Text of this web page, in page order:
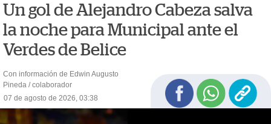
Un gol de Alejandro Cabeza salva
la noche para Municipal ante el
Verdes de Belice
Con información de Edwin Augusto
Pineda / colaborador
07 de agosto de 2026, 03:38